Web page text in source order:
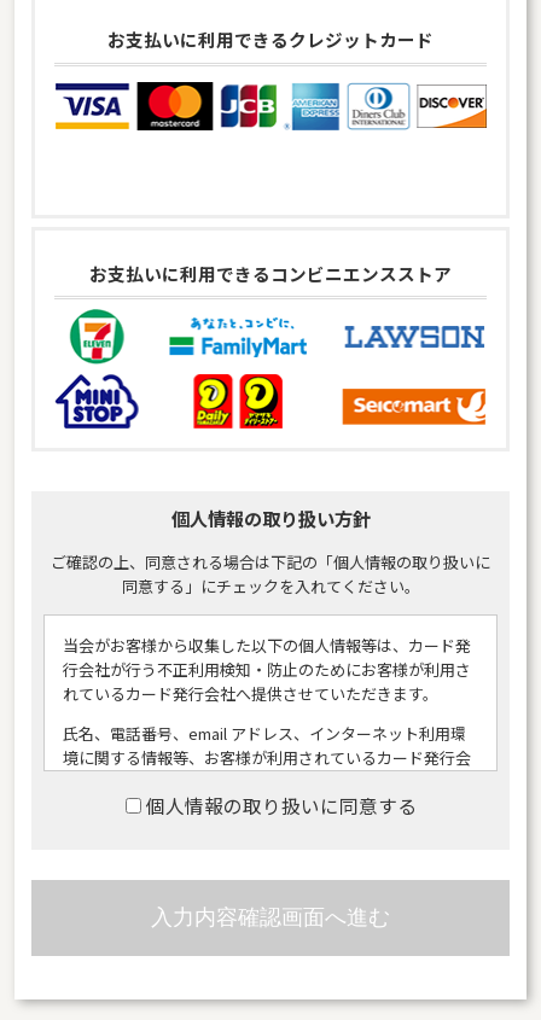
お支払いに利用できるクレジットカード
お支払いに利用できるコンビニエンスストア
個人情報の取り扱い方針
ご確認の上、同意される場合は下記の「個人情報の取り扱いに
同意する」にチェックを入れてください。
当会がお客様から収集した以下の個人情報等は、カード発
行会社が行う不正利用検知・防止のためにお客様が利用さ
れているカード発行会社へ提供させていただきます。
氏名、電話番号、email アドレス、インターネット利用環
境に関する情報等、お客様が利用されているカード発行会
する国に移転される場合があります。
してご提供することはできません。
提供先が所在する外国の名称
当該国の個人情報保護制度に関する情報
個人情報の取り扱いに同意する